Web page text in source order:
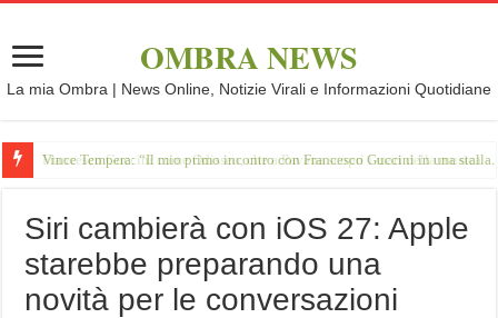
OMBRA NEWS
La mia Ombra | News Online, Notizie Virali e Informazioni Quotidiane
Vince Tempera: “Il mio primo incontro con Francesco Guccini in una
Siri cambierà con iOS 27: Apple
starebbe preparando una
novità per le conversazioni